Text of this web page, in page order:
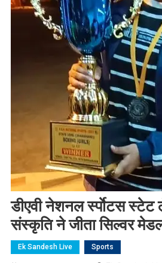
डीएवी नेशनल र्स्पाेटस स्टेट
संस्कृति ने जीता सिल्वर
Ek Sandesh Live Sports